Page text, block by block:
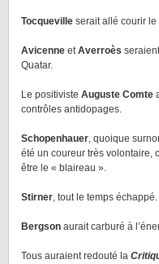
Tocqueville serait allé courir le
Avicenne etAverroès
Quatar.
Le positiviste Auguste Comte
contrôles antidopages.
Schopenhauer, quoique
été un coureur très volontaire,
être le « blaireau ».
Stirner, tout le temps échappé.
Bergson aurait carburé à
Tous auraient redouté la